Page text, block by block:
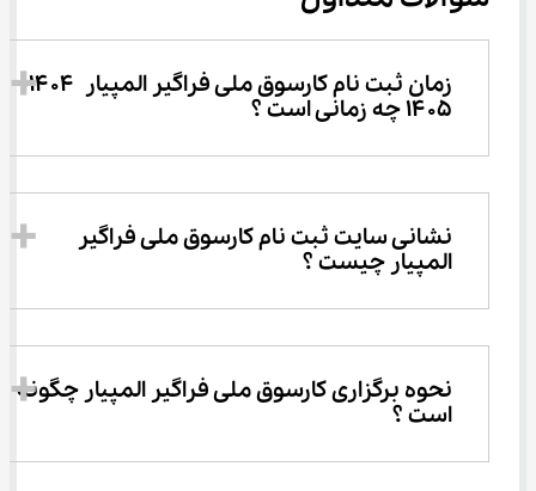
زمان ثبت نام کارسوق ملی فراگیر المپیار  ۱۴۰۴-
۱۴۰۵ چه زمانی است ؟
نشانی سایت ثبت نام کارسوق ملی فراگیر
المپیار چیست ؟
نحوه برگزاری کارسوق ملی فراگیر المپیار چگونه
است ؟